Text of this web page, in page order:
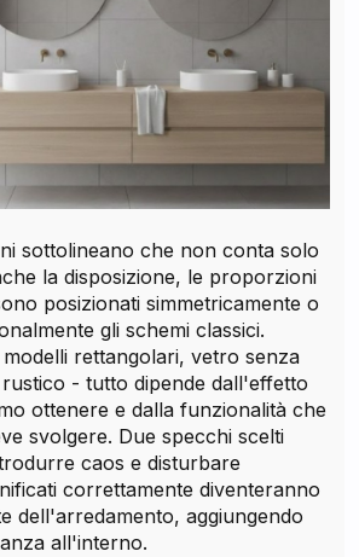
sottolineano che non conta solo
la disposizione, le proporzioni
posizionati simmetricamente o
gli schemi classici.
modelli rettangolari, vetro senza
- tutto dipende dall'effetto
ottenere e dalla funzionalità che
svolgere. Due specchi scelti
caos e disturbare
correttamente diventeranno
dell'arredamento, aggiungendo
all'interno.